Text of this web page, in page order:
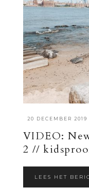
20 DECEMBER 2019
VIDEO:
2 //
LEES HET